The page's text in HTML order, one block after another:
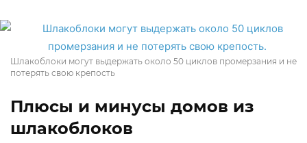
Шлакоблоки могут выдержать около 50 циклов промерзания и не
потерять свою крепость
Плюсы и минусы домов из
шлакоблоков